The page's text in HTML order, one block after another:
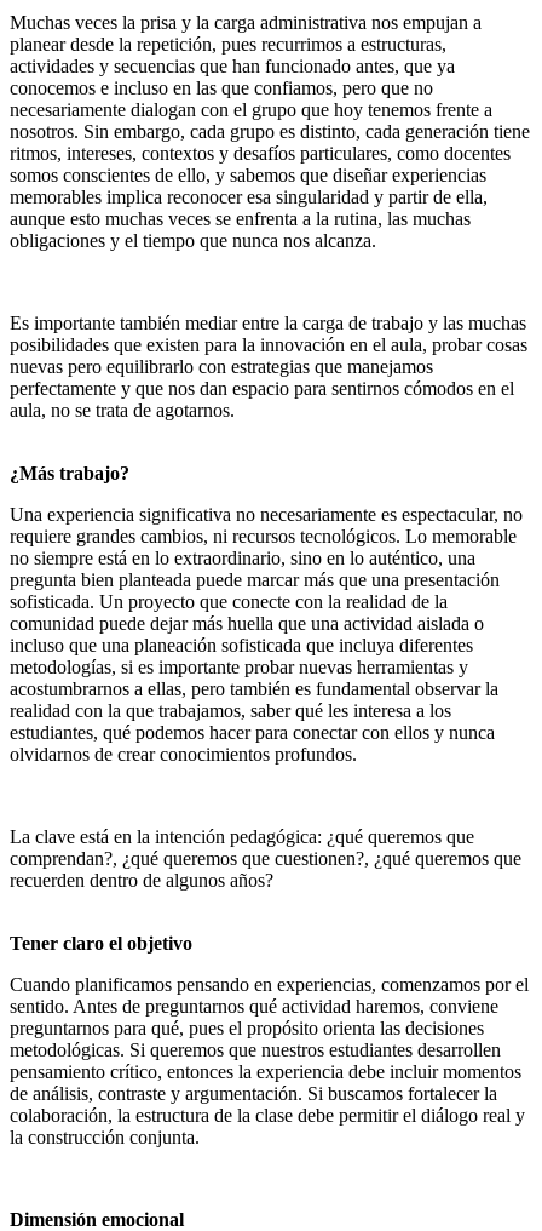
Muchas veces la prisa y la carga administrativa nos empujan a
planear desde la repetición, pues recurrimos a estructuras,
actividades y secuencias que han funcionado antes, que ya
conocemos e incluso en las que confiamos, pero que no
necesariamente dialogan con el grupo que hoy tenemos frente a
nosotros. Sin embargo, cada grupo es distinto, cada generación tiene
ritmos, intereses, contextos y desafíos particulares, como docentes
somos conscientes de ello, y sabemos que diseñar experiencias
memorables implica reconocer esa singularidad y partir de ella,
aunque esto muchas veces se enfrenta a la rutina, las muchas
obligaciones y el tiempo que nunca nos alcanza.
Es importante también mediar entre la carga de trabajo y las muchas
posibilidades que existen para la innovación en el aula, probar cosas
nuevas pero equilibrarlo con estrategias que manejamos
perfectamente y que nos dan espacio para sentirnos cómodos en el
aula, no se trata de agotarnos.
¿Más trabajo?
Una experiencia significativa no necesariamente es espectacular, no
requiere grandes cambios, ni recursos tecnológicos. Lo memorable
no siempre está en lo extraordinario, sino en lo auténtico, una
pregunta bien planteada puede marcar más que una presentación
sofisticada. Un proyecto que conecte con la realidad de la
comunidad puede dejar más huella que una actividad aislada o
incluso que una planeación sofisticada que incluya diferentes
metodologías, si es importante probar nuevas herramientas y
acostumbrarnos a ellas, pero también es fundamental observar la
realidad con la que trabajamos, saber qué les interesa a los
estudiantes, qué podemos hacer para conectar con ellos y nunca
olvidarnos de crear conocimientos profundos.
La clave está en la intención pedagógica: ¿qué queremos que
comprendan?, ¿qué queremos que cuestionen?, ¿qué queremos que
recuerden dentro de algunos años?
Tener claro el objetivo
Cuando planificamos pensando en experiencias, comenzamos por el
sentido. Antes de preguntarnos qué actividad haremos, conviene
preguntarnos para qué, pues el propósito orienta las decisiones
metodológicas. Si queremos que nuestros estudiantes desarrollen
pensamiento crítico, entonces la experiencia debe incluir momentos
de análisis, contraste y argumentación. Si buscamos fortalecer la
colaboración, la estructura de la clase debe permitir el diálogo real y
la construcción conjunta.
Dimensión emocional